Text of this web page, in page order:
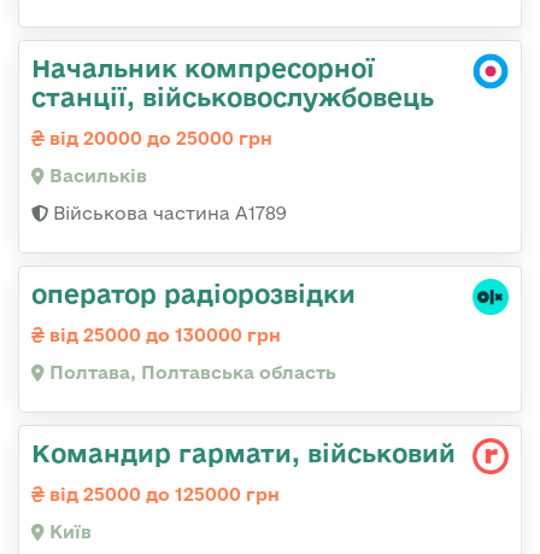
Начальник компресорної
станції, військовослужбовець
від 20000 до 25000 грн
Васильків
Військова частина А1789
оператор радіорозвідки
від 25000 до 130000 грн
Полтава, Полтавська область
Командиp гаpмати, військовий
від 25000 до 125000 грн
Київ